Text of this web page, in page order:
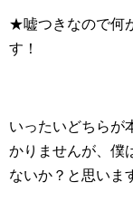
★嘘つきなので何
す！
いったいどちらが
かりませんが、僕
ないか？と思いま